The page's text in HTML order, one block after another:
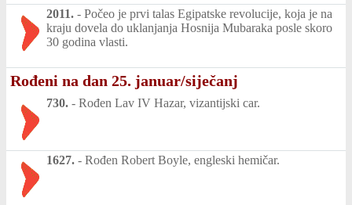
2011. - Počeo je prvi talas Egipatske revolucije, koja je na
kraju dovela do uklanjanja Hosnija Mubaraka posle skoro
30 godina vlasti.
Rođeni na dan 25. januar/siječanj
730. - Rođen Lav IV Hazar, vizantijski car.
1627. - Rođen Robert Boyle, engleski hemičar.